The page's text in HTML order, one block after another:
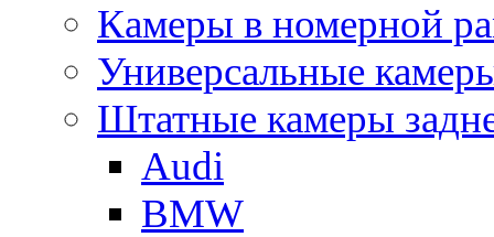
Камеры в номерной
Универсальные
Штатные камеры
Audi
BMW